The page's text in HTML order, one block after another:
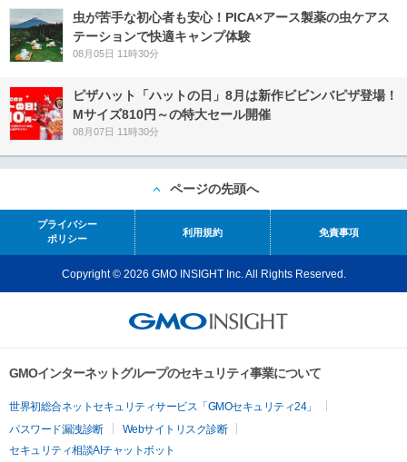
虫が苦手な初心者も安心！PICA×アース製薬の虫ケアス
テーションで快適キャンプ体験
08月05日 11時30分
ピザハット「ハットの日」8月は新作ビビンバピザ登場！
Mサイズ810円～の特大セール開催
08月07日 11時30分
ページの先頭へ
プライバシー
ポリシー
利用規約 免責事項
Copyright © 2026 GMO INSIGHT Inc. All Rights Reserved.
GMOインターネットグループのセキュリティ事業について
世界初総合ネットセキュリティサービス「GMOセキュリティ24」
パスワード漏洩診断
Webサイトリスク診断
セキュリティ相談AIチャットボット